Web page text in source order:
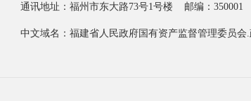
通讯地址：福州市东大路73号1号楼 邮编：350001
中文域名：福建省人民政府国有资产监督管理委员会.